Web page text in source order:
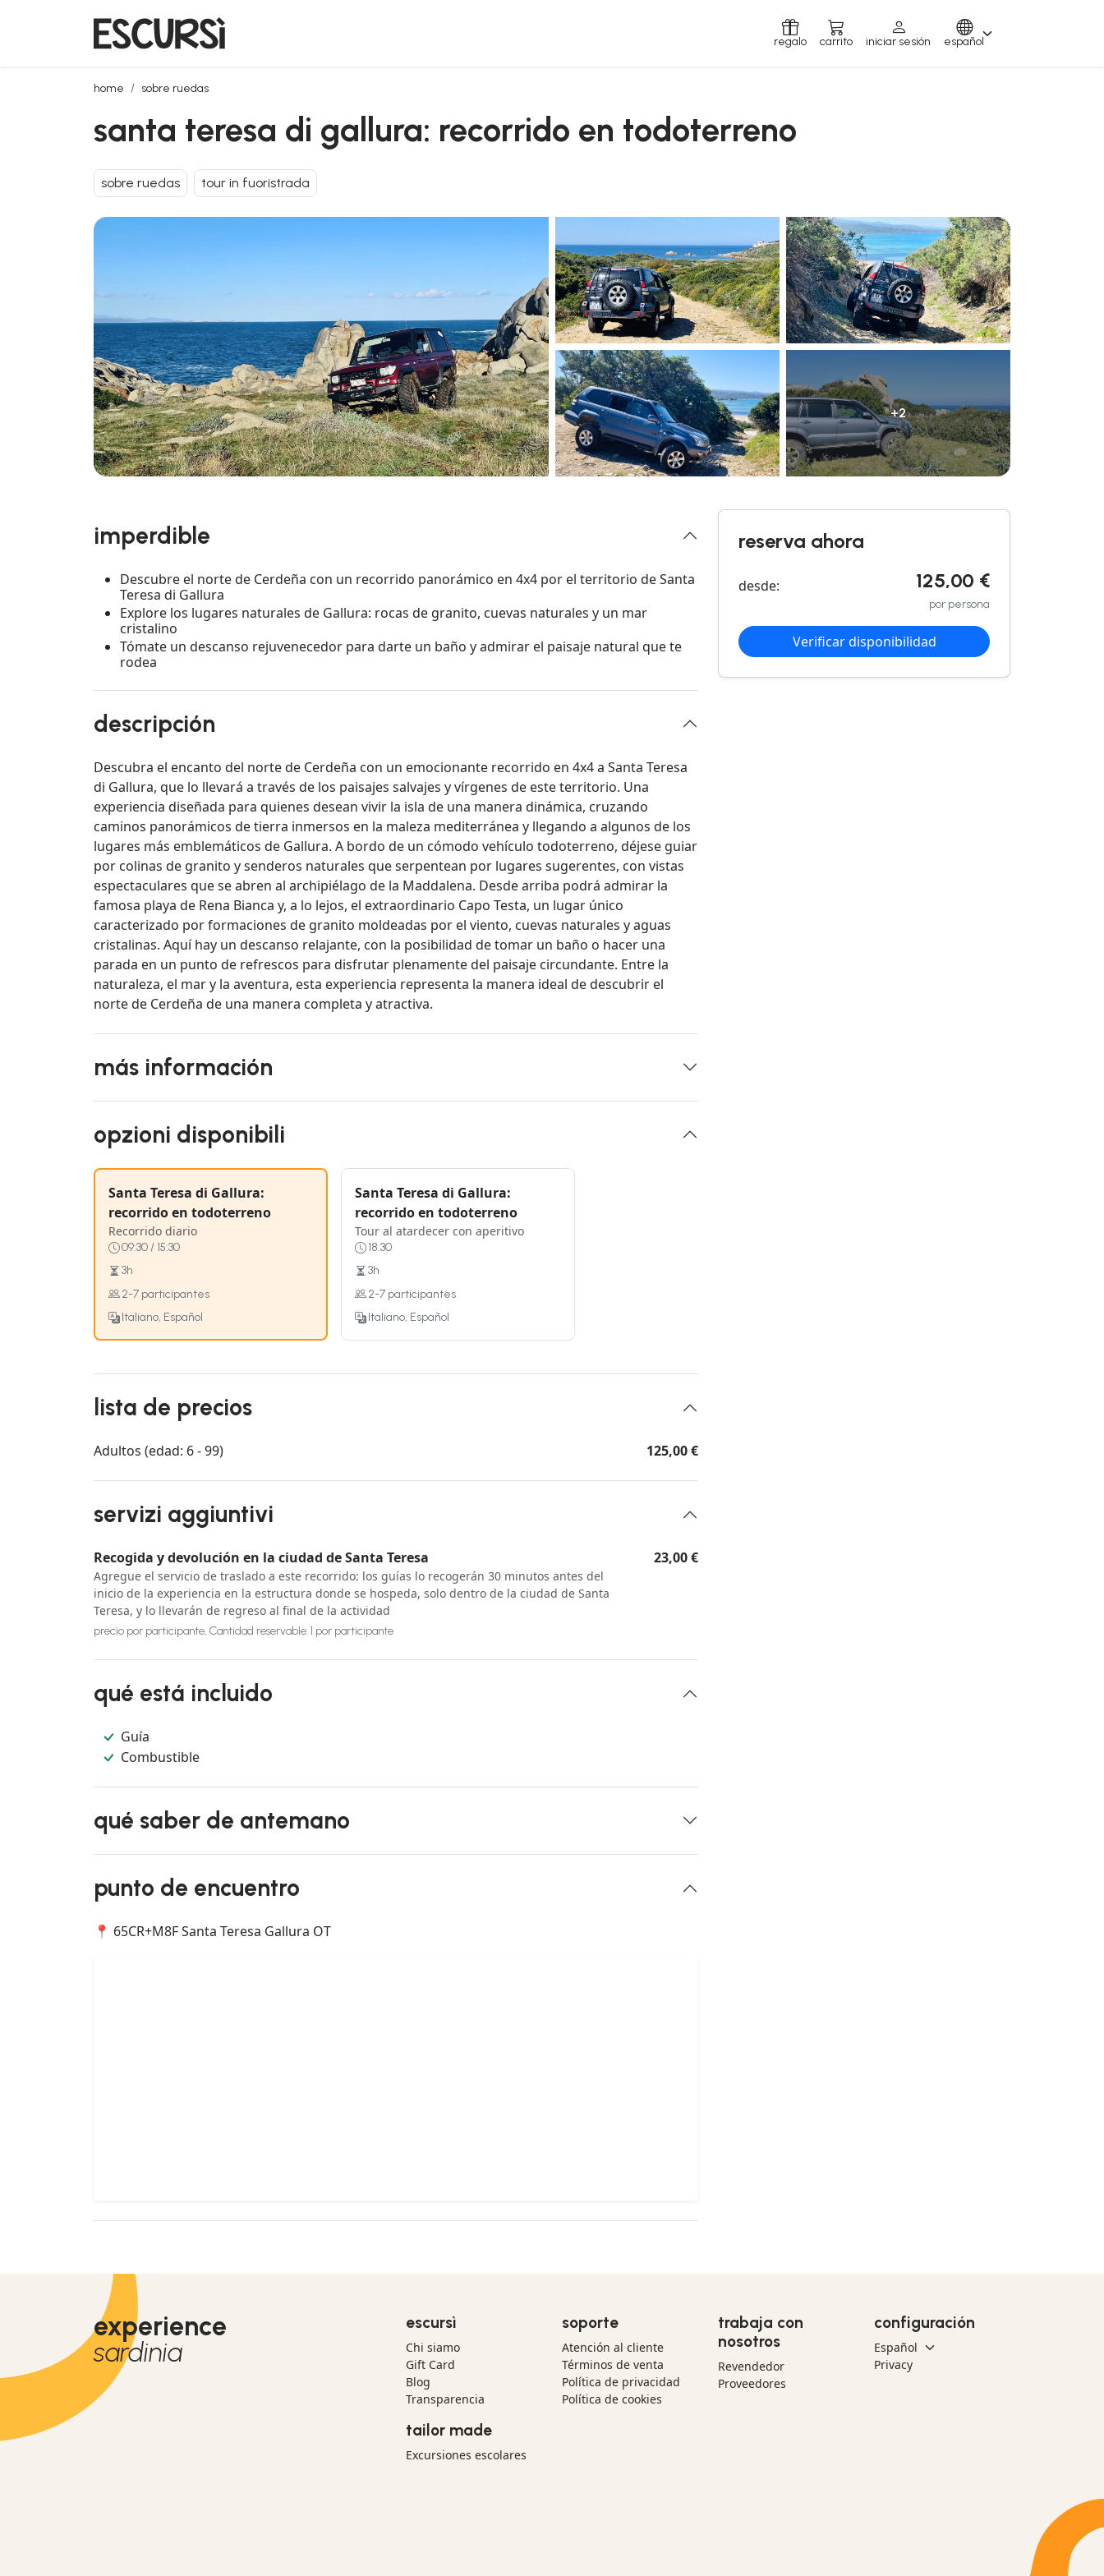
regalo carrito iniciar sesión español
home sobre ruedas
santa teresa di gallura: recorrido en todoterreno
santa teresa di gallura: recorrido en todoterreno
sobre ruedas tour in fuoristrada
+2
imperdible
Descubre el norte de Cerdeña con un recorrido panorámico en 4x4 por el territorio de Santa
Teresa di Gallura
Explore los lugares naturales de Gallura: rocas de granito, cuevas naturales y un mar
cristalino
Tómate un descanso rejuvenecedor para darte un baño y admirar el paisaje natural que te
rodea
descripción
Descubra el encanto del norte de Cerdeña con un emocionante recorrido en 4x4 a Santa Teresa
di Gallura, que lo llevará a través de los paisajes salvajes y vírgenes de este territorio. Una
experiencia diseñada para quienes desean vivir la isla de una manera dinámica, cruzando
caminos panorámicos de tierra inmersos en la maleza mediterránea y llegando a algunos de los
lugares más emblemáticos de Gallura. A bordo de un cómodo vehículo todoterreno, déjese guiar
por colinas de granito y senderos naturales que serpentean por lugares sugerentes, con vistas
espectaculares que se abren al archipiélago de la Maddalena. Desde arriba podrá admirar la
famosa playa de Rena Bianca y, a lo lejos, el extraordinario Capo Testa, un lugar único
caracterizado por formaciones de granito moldeadas por el viento, cuevas naturales y aguas
cristalinas. Aquí hay un descanso relajante, con la posibilidad de tomar un baño o hacer una
parada en un punto de refrescos para disfrutar plenamente del paisaje circundante. Entre la
naturaleza, el mar y la aventura, esta experiencia representa la manera ideal de descubrir el
norte de Cerdeña de una manera completa y atractiva.
más información
opzioni disponibili
Santa Teresa di Gallura:
recorrido en todoterreno
Recorrido diario
09:30 / 15:30
3h
2-7 participantes
Italiano, Español
Santa Teresa di Gallura:
recorrido en todoterreno
Tour al atardecer con aperitivo
18:30
3h
2-7 participantes
Italiano, Español
lista de precios
Adultos (edad: 6 - 99) 125,00 €
servizi aggiuntivi
Recogida y devolución en la ciudad de Santa Teresa
Agregue el servicio de traslado a este recorrido: los guías lo recogerán 30 minutos antes del
inicio de la experiencia en la estructura donde se hospeda, solo dentro de la ciudad de Santa
Teresa, y lo llevarán de regreso al final de la actividad
23,00 €
precio por participante, Cantidad reservable: 1 por participante
qué está incluido
Guía
Combustible
qué saber de antemano
punto de encuentro
📍 65CR+M8F Santa Teresa Gallura OT
reserva ahora
desde: 125,00 €
por persona
Verificar disponibilidad
experience
sardinia
escursì
Chi siamo
Gift Card
Blog
Transparencia
tailor made
Excursiones escolares
soporte
Atención al cliente
Términos de venta
Política de privacidad
Política de cookies
trabaja con
nosotros
Revendedor
Proveedores
configuración
Privacy